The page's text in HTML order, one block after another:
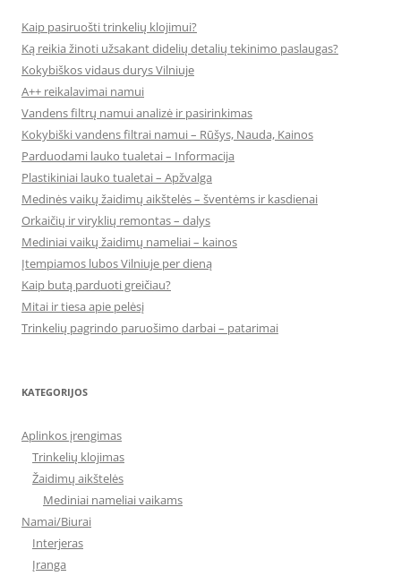
Kaip pasiruošti trinkelių klojimui?
Ką reikia žinoti užsakant didelių detalių tekinimo paslaugas?
Kokybiškos vidaus durys Vilniuje
A++ reikalavimai namui
Vandens filtrų namui analizė ir pasirinkimas
Kokybiški vandens filtrai namui – Rūšys, Nauda, Kainos
Parduodami lauko tualetai – Informacija
Plastikiniai lauko tualetai – Apžvalga
Medinės vaikų žaidimų aikštelės – šventėms ir kasdienai
Orkaičių ir viryklių remontas – dalys
Mediniai vaikų žaidimų nameliai – kainos
Įtempiamos lubos Vilniuje per dieną
Kaip butą parduoti greičiau?
Mitai ir tiesa apie pelėsį
Trinkelių pagrindo paruošimo darbai – patarimai
KATEGORIJOS
Aplinkos įrengimas
Trinkelių klojimas
Žaidimų aikštelės
Mediniai nameliai vaikams
Namai/Biurai
Interjeras
Įranga